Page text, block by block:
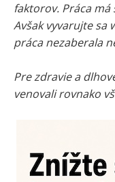
faktorov. Práca
Avšak vyvarujte sa
práca nezaberala
Pre zdravie a
venovali rovnako